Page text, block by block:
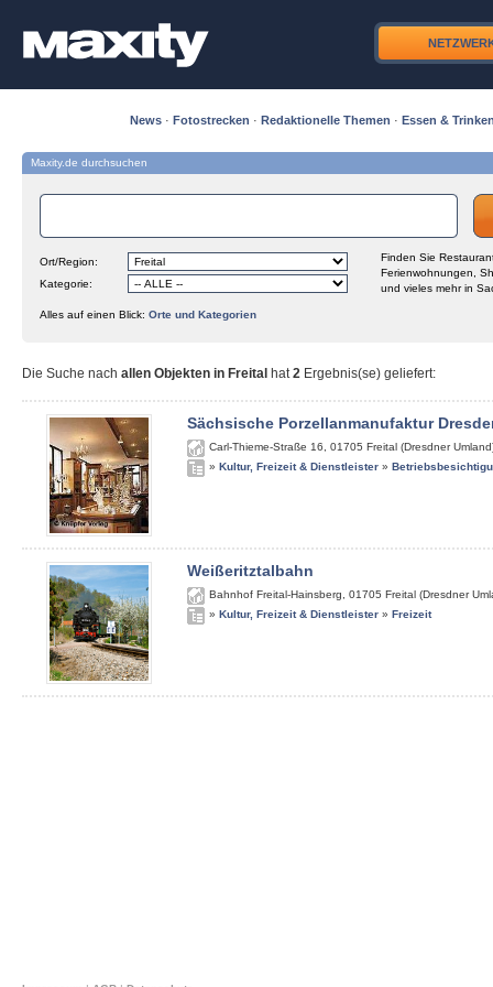
News · Fotostrecken · Redaktionelle Themen · Essen &
Maxity.de durchsuchen
Ort/Region:
Kategorie:
Finden Sie
Ferienwohnungen,
und vieles mehr in
Alles auf einen Blick: Orte und Kategorien
Die Suche nach allen Objekten in Freital hat2 Ergebnis(se) geliefert:
Sächsische Porzellanmanufaktur
Carl-Thieme-Straße 16 01705 Freital (Dresdner
» Kultur, Freizeit & Dienstleister »
Weißeritztalbahn
Bahnhof Freital-Hainsberg 01705 Freital (Dresdner
» Kultur, Freizeit & Dienstleister » Freizeit